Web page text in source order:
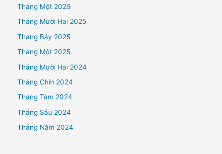
Tháng Một 2026
Tháng Mười Hai 2025
Tháng Bảy 2025
Tháng Một 2025
Tháng Mười Hai 2024
Tháng Chín 2024
Tháng Tám 2024
Tháng Sáu 2024
Tháng Năm 2024